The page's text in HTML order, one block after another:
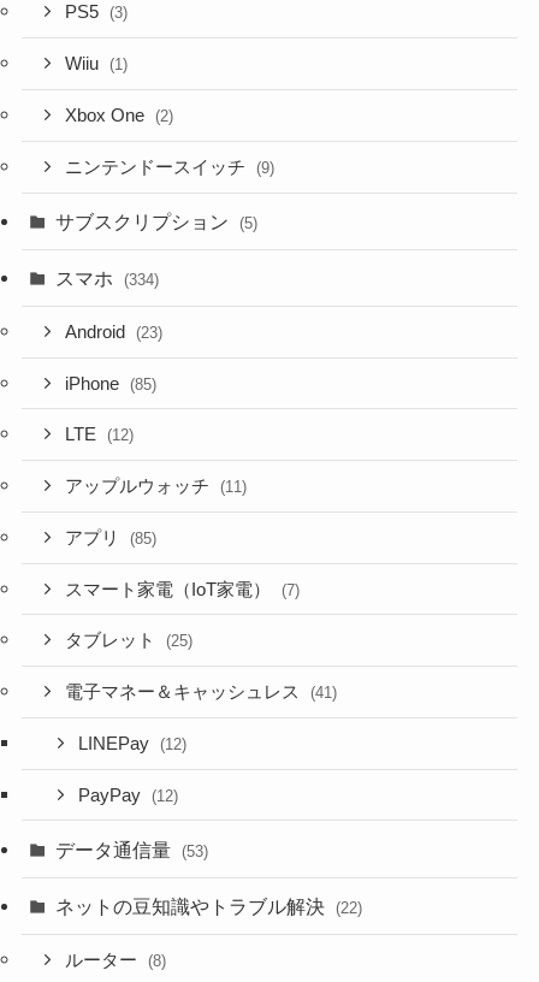
PS5 (3)
Wiiu (1)
Xbox One (2)
ニンテンドースイッチ (9)
サブスクリプション (5)
スマホ (334)
Android (23)
iPhone (85)
LTE (12)
アップルウォッチ (11)
アプリ (85)
スマート家電（IoT家電） (7)
タブレット (25)
電子マネー＆キャッシュレス (41)
LINEPay (12)
PayPay (12)
データ通信量 (53)
ネットの豆知識やトラブル解決 (22)
ルーター (8)